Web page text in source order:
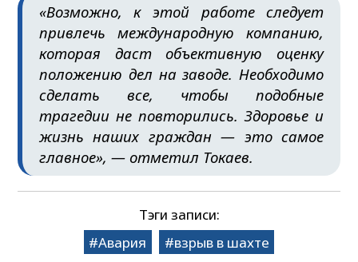
«Возможно, к этой работе следует
привлечь международную компанию,
которая даст объективную оценку
положению дел на заводе. Необходимо
сделать все, чтобы подобные
трагедии не повторились. Здоровье и
жизнь наших граждан — это самое
главное», — отметил Токаев.
Тэги записи:
Авария
взрыв в шахте